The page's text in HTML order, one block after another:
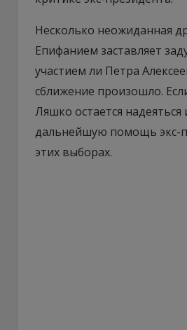
Несколько неожиданная
Епифанием заставляет
участием ли Петра
сближение произошло.
Ляшко остается надеяться
дальнейшую помощь экс-
этих выборах.